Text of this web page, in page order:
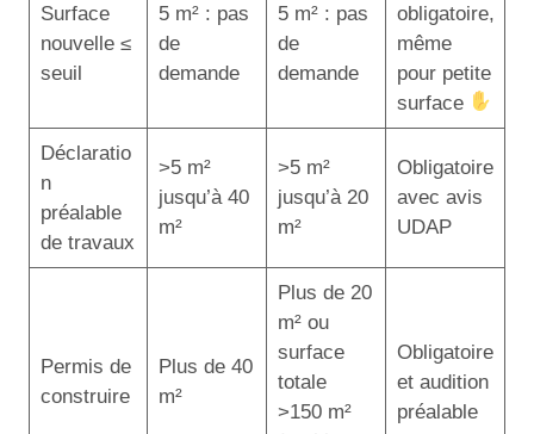
Surface
nouvelle ≤
seuil
5 m² : pas
de
demande
5 m² : pas
de
demande
obligatoire,
même
pour petite
surface
Déclaratio
n
préalable
de travaux
>5 m²
jusqu’à 40
m²
>5 m²
jusqu’à 20
m²
Obligatoire
avec avis
UDAP
Permis de
construire
Plus de 40
m²
Plus de 20
m² ou
surface
totale
>150 m²
Obligatoire
et audition
préalable